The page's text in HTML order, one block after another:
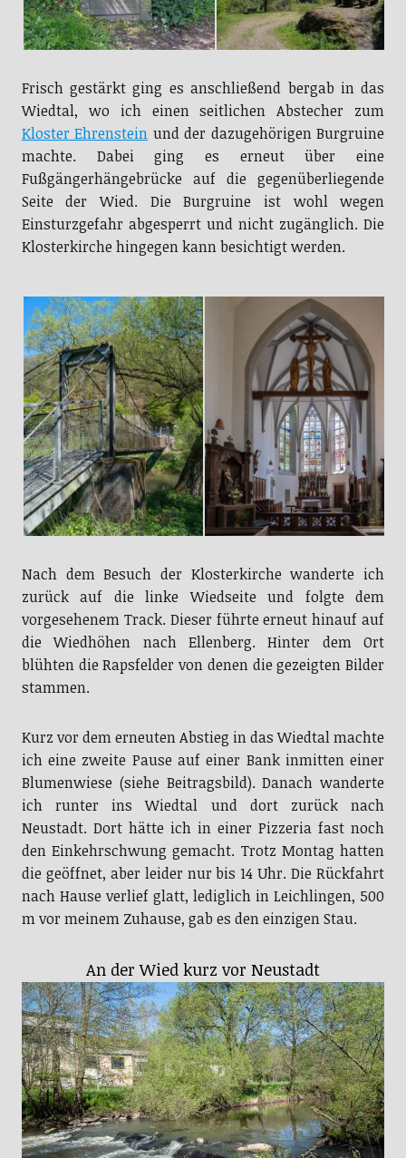
Frisch gestärkt ging es anschließend bergab in das
Wiedtal, wo ich einen seitlichen Abstecher zum
Kloster Ehrenstein und der dazugehörigen Burgruine
machte. Dabei ging es erneut über eine
Fußgängerhängebrücke auf die gegenüberliegende
Seite der Wied. Die Burgruine ist wohl wegen
Einsturzgefahr abgesperrt und nicht zugänglich. Die
Klosterkirche hingegen kann besichtigt werden.
Nach dem Besuch der Klosterkirche wanderte ich
zurück auf die linke Wiedseite und folgte dem
vorgesehenem Track. Dieser führte erneut hinauf auf
die Wiedhöhen nach Ellenberg. Hinter dem Ort
blühten die Rapsfelder von denen die gezeigten Bilder
stammen.
Kurz vor dem erneuten Abstieg in das Wiedtal machte
ich eine zweite Pause auf einer Bank inmitten einer
Blumenwiese (siehe Beitragsbild). Danach wanderte
ich runter ins Wiedtal und dort zurück nach
Neustadt. Dort hätte ich in einer Pizzeria fast noch
den Einkehrschwung gemacht. Trotz Montag hatten
die geöffnet, aber leider nur bis 14 Uhr. Die Rückfahrt
nach Hause verlief glatt, lediglich in Leichlingen, 500
m vor meinem Zuhause, gab es den einzigen Stau.
An der Wied kurz vor Neustadt